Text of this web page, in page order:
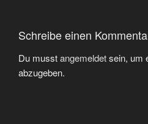
Schreibe einen
Du musstangemeldetsein, um
abzugeben.